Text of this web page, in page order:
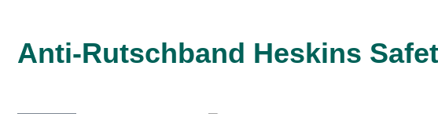
Anti-Rutschband Heskins